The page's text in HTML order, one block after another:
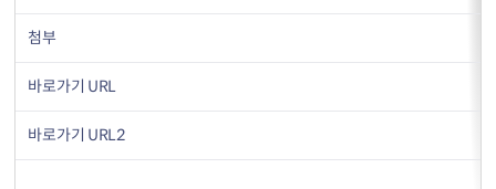
첨부
바로가기 URL
바로가기 URL2